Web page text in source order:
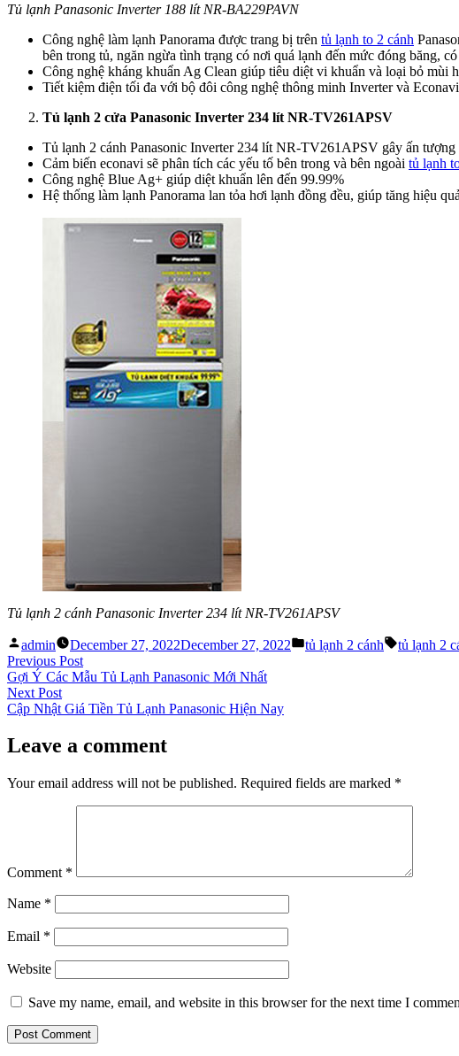
Tủ lạnh Panasonic Inverter 188 lít NR-BA229PAVN
Công nghệ làm lạnh Panorama được trang bị trên tủ lạnh to 2 cánh
bên trong tủ, ngăn ngừa tình trạng có nơi quá lạnh đến mức đóng băng,
Công nghệ kháng khuẩn Ag Clean giúp tiêu diệt vi khuẩn và loại bỏ mùi
Tiết kiệm điện tối đa với bộ đôi công nghệ thông minh Inverter và
Tủ lạnh 2 cửa Panasonic Inverter 234 lít NR-TV261APSV
Tủ lạnh 2 cánh Panasonic Inverter 234 lít NR-TV261APSV gây ấn
Cảm biến econavi sẽ phân tích các yếu tố bên trong và bên ngoài tủ lạnh
Công nghệ Blue Ag+ giúp diệt khuẩn lên đến 99.99%
Hệ thống làm lạnh Panorama lan tỏa hơi lạnh đồng đều, giúp tăng hiệu
Tủ lạnh 2 cánh Panasonic Inverter 234 lít NR-TV261APSV
Posted
by
admin December 27, 2022December 27, 2022
Posted
tủ lạnh 2 cánh Tags:
tủ lạnh 2
Post
navigation
Previous PostPrevious
post:
Gợi Ý Các Mẫu Tủ Lạnh Panasonic Mới Nhất
Next PostNext
post:
Cập Nhật Giá Tiền Tủ Lạnh Panasonic Hiện Nay
Leave a comment
Your email address will not be published. Required fields are marked *
Comment *
Name *
Email *
Website
Save my name, email, and website in this browser for the next time I